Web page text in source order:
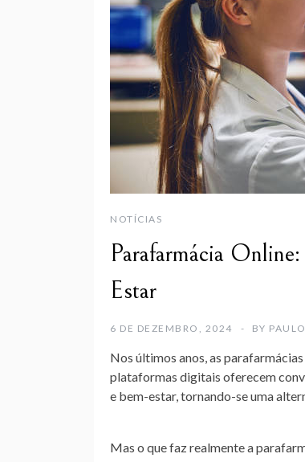
NOTÍCIAS
Parafarmácia
Estar
6 DE DEZEMBRO, 2024 BY
Nos últimos anos, as
plataformas digitais oferecem
e bem-estar, tornando-se uma
Mas o que faz realmente a